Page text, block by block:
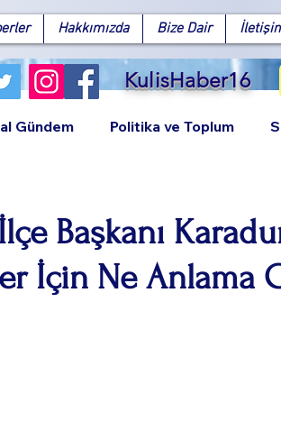
Hakkımızda Bize Dair
KulisHaber16
FacebookX (Twitter)WhatsAppLinkedIn
Gündem Politika ve Toplum
Başkanı
İçin Ne Anlama